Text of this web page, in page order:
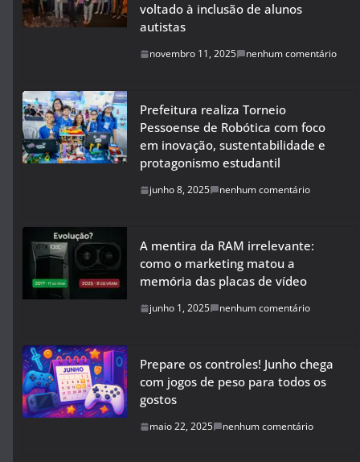
voltado à inclusão de alunos
autistas
novembro 11, 2025 nenhum comentário
Prefeitura realiza Torneio
Pessoense de Robótica com foco
em inovação, sustentabilidade e
protagonismo estudantil
junho 8, 2025 nenhum comentário
A mentira da RAM irrelevante:
como o marketing matou a
memória das placas de vídeo
junho 1, 2025 nenhum comentário
Prepare os controles! Junho chega
com jogos de peso para todos os
gostos
maio 22, 2025 nenhum comentário